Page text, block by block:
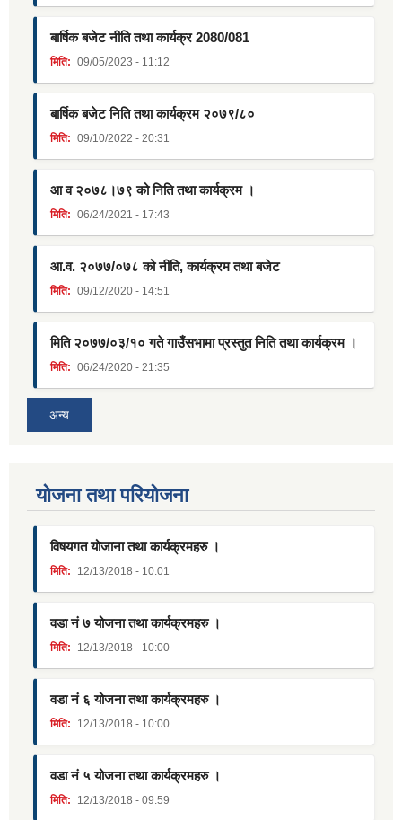
बार्षिक बजेट नीति तथा कार्यक्र 2080/081
मिति: 09/05/2023 - 11:12
बार्षिक बजेट निति तथा कार्यक्रम २०७९/८०
मिति: 09/10/2022 - 20:31
आ व २०७८।७९ को निति तथा कार्यक्रम ।
मिति: 06/24/2021 - 17:43
आ.व. २०७७/०७८ को नीति, कार्यक्रम तथा बजेट
मिति: 09/12/2020 - 14:51
मिति २०७७/०३/१० गते गाउँसभामा प्रस्तुत निति तथा कार्यक्रम ।
मिति: 06/24/2020 - 21:35
अन्य
याेजना तथा परियाेजना
विषयगत योजाना तथा कार्यक्रमहरु ।
मिति: 12/13/2018 - 10:01
वडा नं ७ योजना तथा कार्यक्रमहरु ।
मिति: 12/13/2018 - 10:00
वडा नं ६ योजना तथा कार्यक्रमहरु ।
मिति: 12/13/2018 - 10:00
वडा नं ५ योजना तथा कार्यक्रमहरु ।
मिति: 12/13/2018 - 09:59